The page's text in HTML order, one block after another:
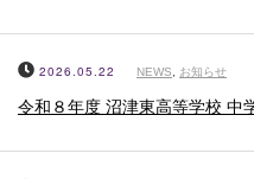
2026.05.22 NEWS お知らせ
令和８年度 沼津東高等学校 中